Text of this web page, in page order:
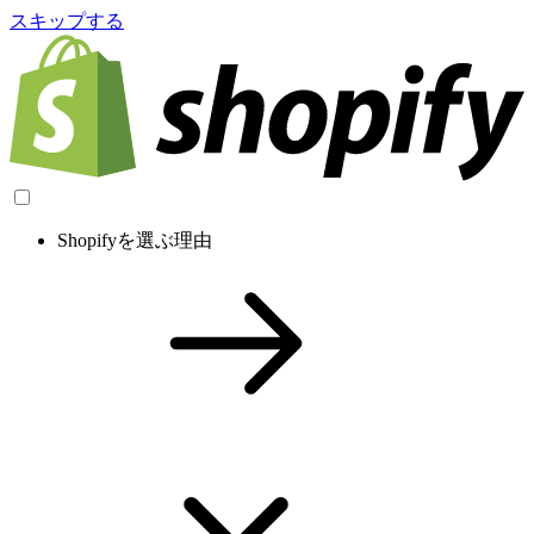
スキップする
Shopifyを選ぶ理由